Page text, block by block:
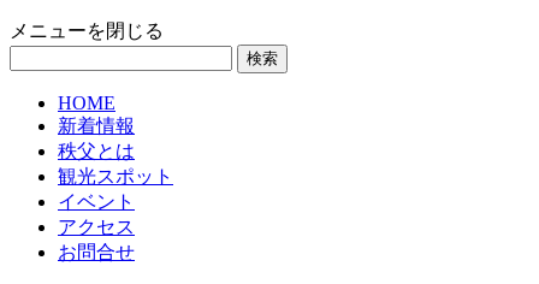
メニューを閉じる
HOME
新着情報
秩父とは
観光スポット
イベント
アクセス
お問合せ